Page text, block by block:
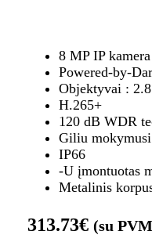
8 MP IP kamera
Powered-by-
Objektyvai :
H.265+
120 dB WDR
Giliu
IP66
-U įmontuotas
Metalinis
313.73€ (su